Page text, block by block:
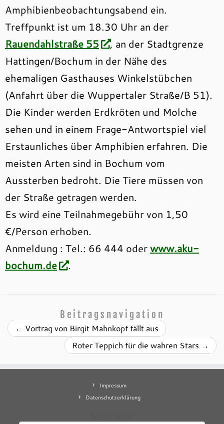
Amphibienbeobachtungsabend ein.
Treffpunkt ist um 18.30 Uhr an der
Rauendahlstraße 55
, an der Stadtgrenze
Hattingen/Bochum in der Nähe des
ehemaligen Gasthauses Winkelstübchen
(Anfahrt über die Wuppertaler Straße/B 51).
Die Kinder werden Erdkröten und Molche
sehen und in einem Frage-Antwortspiel viel
Erstaunliches über Amphibien erfahren. Die
meisten Arten sind in Bochum vom
Aussterben bedroht. Die Tiere müssen von
der Straße getragen werden.
Es wird eine Teilnahmegebühr von 1,50
€/Person erhoben.
Anmeldung : Tel.: 66 444 oderwww.aku-
bochum.de
.
Beitragsnavigation
← Vortrag von Birgit Mahnkopf fällt aus
Roter Teppich für die wahren Stars →
Impressum
Datenschutzerklärung